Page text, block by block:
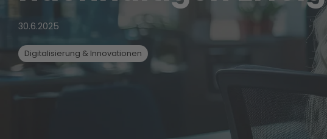
30.6.2025
Digitalisierung & Innovationen